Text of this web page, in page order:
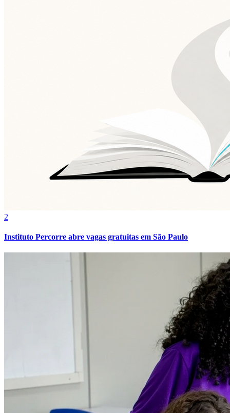
2
Instituto Percorre abre vagas gratuitas em São Paulo